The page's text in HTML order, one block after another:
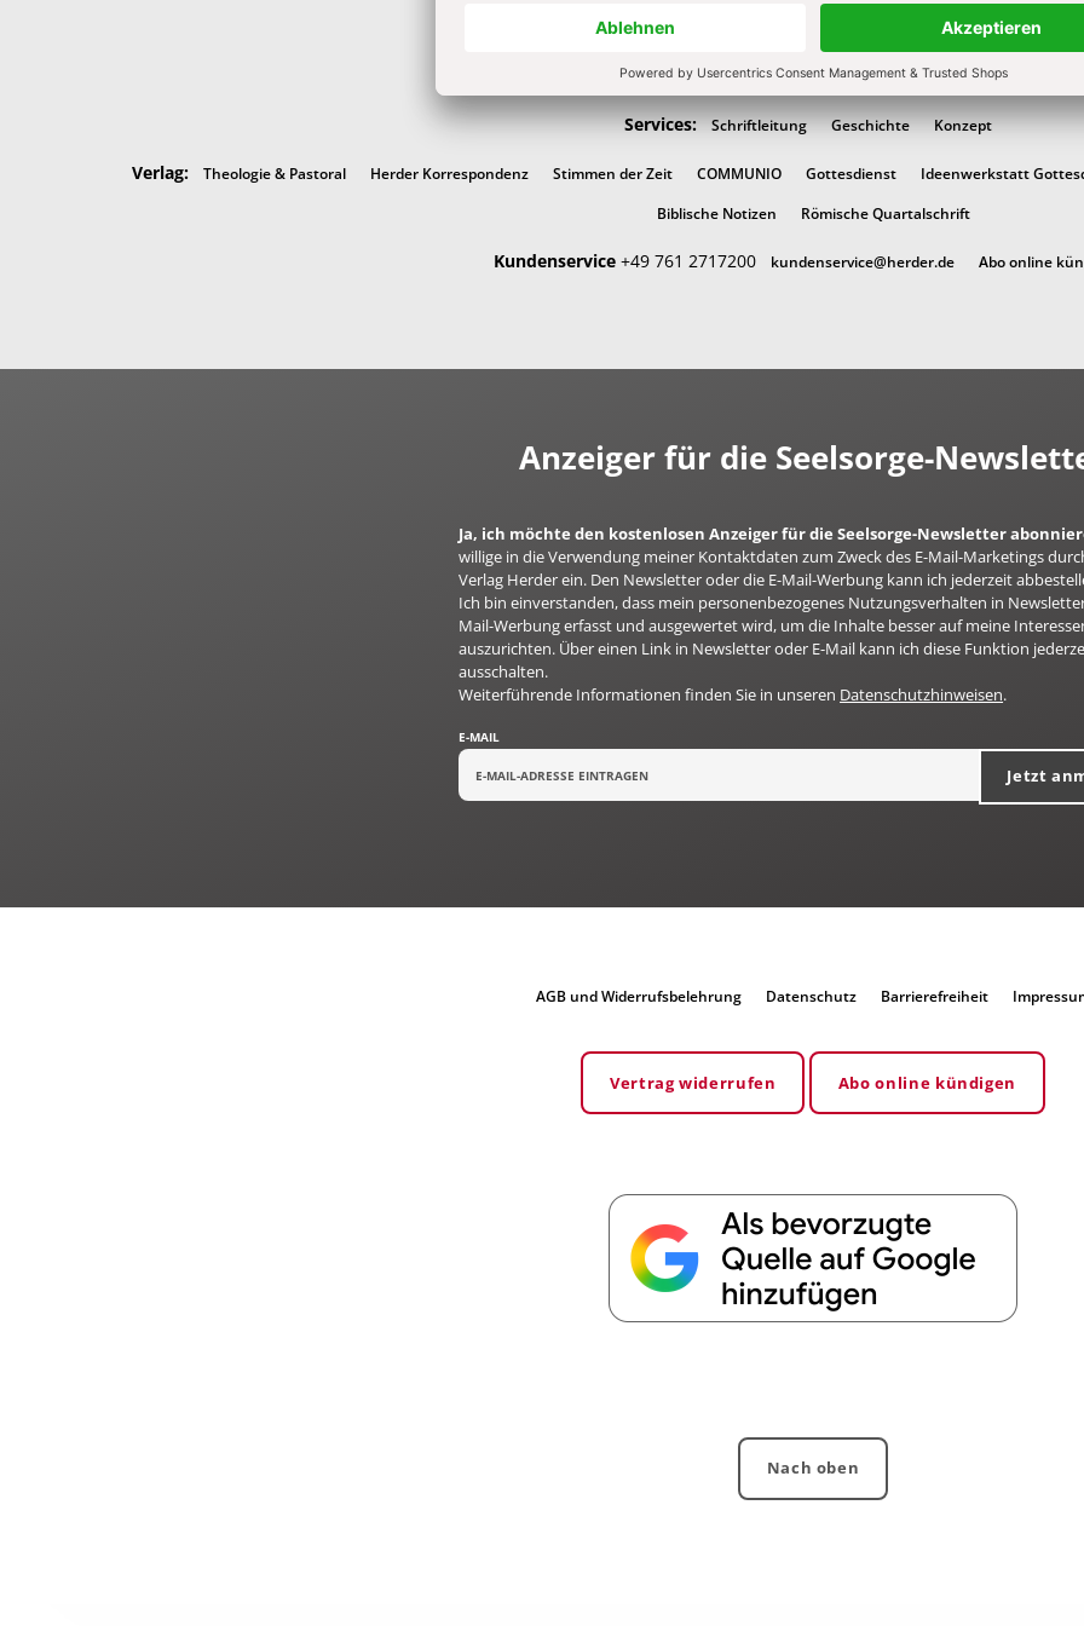
Kategorien: Hefte Abos
Services: Schriftleitung Geschichte Konzept
Verlag: Theologie & Pastoral Herder Korrespondenz Stimmen der Zeit COMMUNIO Gottesdienst Ideenwerkstatt
Biblische Notizen Römische Quartalschrift
Kundenservice +49 761 2717200 kundenservice@herder.de Abo online
Anzeiger für die Seelsorge-
Ja, ich möchte den kostenlosen Anzeiger für die Seelsorge-Newsletter
willige in die Verwendung meiner Kontaktdaten zum Zweck des E-Mail-Marketings
Verlag Herder ein. Den Newsletter oder die E-Mail-Werbung kann ich jederzeit
Ich bin einverstanden, dass mein personenbezogenes Nutzungsverhalten in
Mail-Werbung erfasst und ausgewertet wird, um die Inhalte besser auf meine
auszurichten. Über einen Link in Newsletter oder E-Mail kann ich diese Funktion
ausschalten.
Weiterführende Informationen finden Sie in unseren Datenschutzhinweisen.
E-MAIL
Jetzt
AGB und Widerrufsbelehrung Datenschutz Barrierefreiheit
Vertrag widerrufen Abo online kündigen
Nach oben